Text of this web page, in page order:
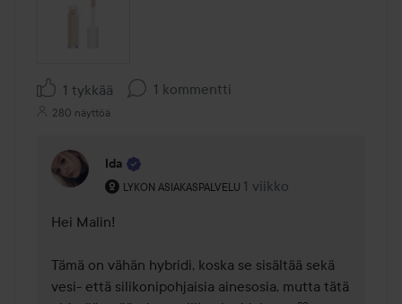
1 tykkää 1 kommentti
280 näyttöä
Ida
LYKON ASIAKASPALVELU
Käyttäjän rooli: Lykon asiakaspalvelu .
1 viikko
Kommentti lisättiin 1
Hei Malin!
Tämä on vähän hybridi, koska se sisältää sekä
vesi- että silikonipohjaisia ainesosia, mutta tätä